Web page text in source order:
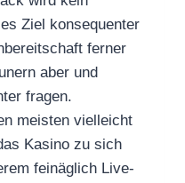
Ziel konsequenter
ferner
aber und
fragen.
meisten vielleicht
Kasino zu sich
feinäglich Live-